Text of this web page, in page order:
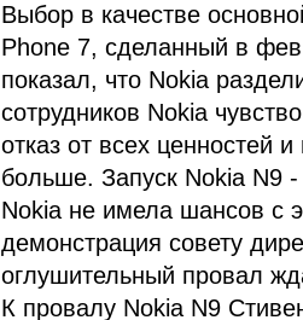
Выбор в качестве
Phone 7, сделанный в
показал, что Nokia
сотрудников Nokia
отказ от всех ценностей
больше. Запуск Nokia N9 -
Nokia не имела шансов с
демонстрация совету
оглушительный провал
К провалу Nokia N9